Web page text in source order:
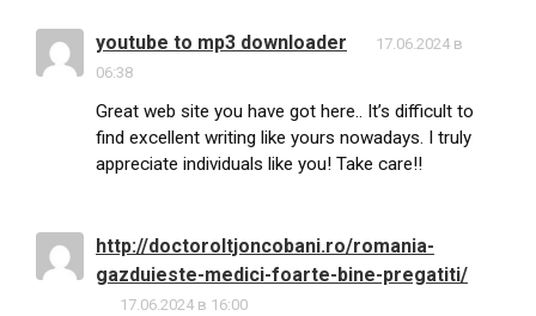
youtube to mp3 downloader
17.06.2024 в
06:38
Great web site you have got here.. It’s difficult to
find excellent writing like yours nowadays. I truly
appreciate individuals like you! Take care!!
http://doctoroltjoncobani.ro/romania-
gazduieste-medici-foarte-bine-pregatiti/
17.06.2024 в 16:00